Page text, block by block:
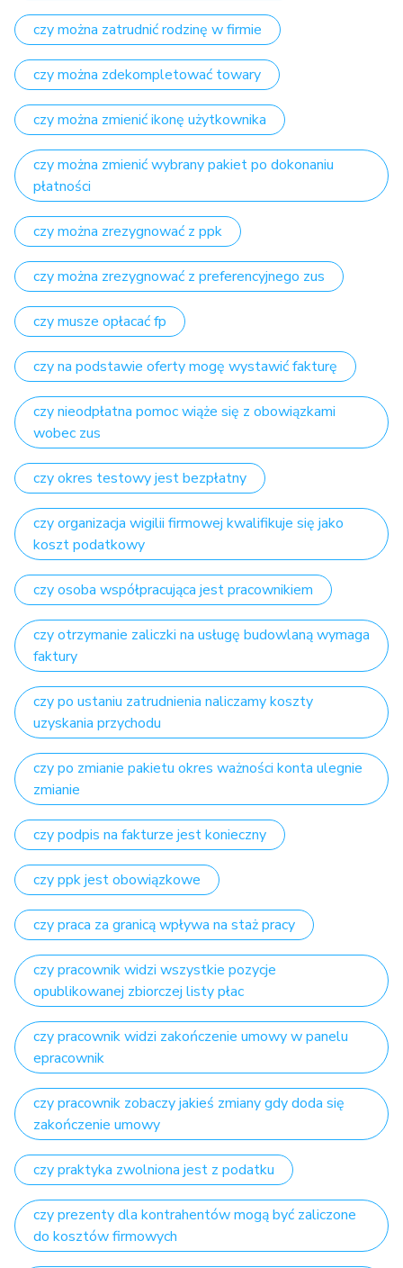
czy można zatrudnić rodzinę w firmie
czy można zdekompletować towary
czy można zmienić ikonę użytkownika
czy można zmienić wybrany pakiet po dokonaniu
płatności
czy można zrezygnować z ppk
czy można zrezygnować z preferencyjnego zus
czy musze opłacać fp
czy na podstawie oferty mogę wystawić fakturę
czy nieodpłatna pomoc wiąże się z obowiązkami
wobec zus
czy okres testowy jest bezpłatny
czy organizacja wigilii firmowej kwalifikuje się jako
koszt podatkowy
czy osoba współpracująca jest pracownikiem
czy otrzymanie zaliczki na usługę budowlaną wymaga
faktury
czy po ustaniu zatrudnienia naliczamy koszty
uzyskania przychodu
czy po zmianie pakietu okres ważności konta ulegnie
zmianie
czy podpis na fakturze jest konieczny
czy ppk jest obowiązkowe
czy praca za granicą wpływa na staż pracy
czy pracownik widzi wszystkie pozycje
opublikowanej zbiorczej listy płac
czy pracownik widzi zakończenie umowy w panelu
epracownik
czy pracownik zobaczy jakieś zmiany gdy doda się
zakończenie umowy
czy praktyka zwolniona jest z podatku
czy prezenty dla kontrahentów mogą być zaliczone
do kosztów firmowych